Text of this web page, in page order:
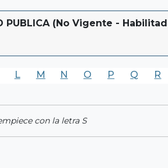
PUBLICA (No Vigente -
L M N O P Q R
con la letra S